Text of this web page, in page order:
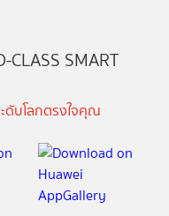
CLASS SMART
ดับโลกตรงใจคุณ